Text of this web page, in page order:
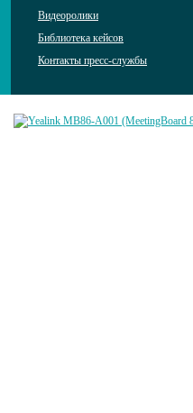
Видеоролики
Библиотека кейсов
Контакты пресс-службы